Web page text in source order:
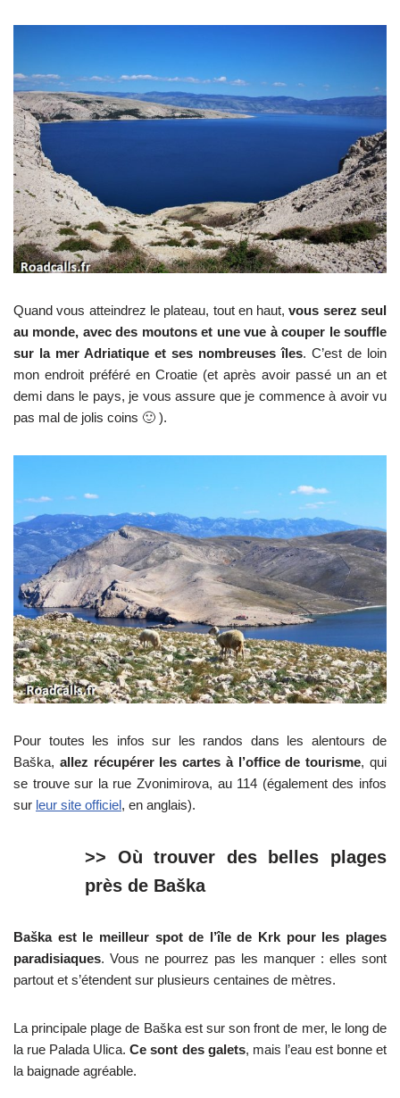
Quand vous atteindrez le plateau, tout en haut,vous serez seul
au monde, avec des moutons et une vue à couper le souffle
sur la mer Adriatique et ses nombreuses îles. C’est de loin
mon endroit préféré en Croatie (et après avoir passé un an et
demi dans le pays, je vous assure que je commence à avoir vu
pas mal de jolis coins 🙂 ).
Pour toutes les infos sur les randos dans les alentours de
Baška, allez récupérer les cartes à l’office de tourisme, qui
se trouve sur la rue Zvonimirova, au 114 (également des infos
sur leur site officiel , en anglais).
>> Où trouver des belles plages
près de Baška
Baška est le meilleur spot de l’île de Krk pour les plages
paradisiaques. Vous ne pourrez pas les manquer : elles sont
partout et s’étendent sur plusieurs centaines de mètres.
La principale plage de Baška est sur son front de mer, le long de
la rue Palada Ulica.Ce sont des galets, mais l’eau est bonne et
la baignade agréable.